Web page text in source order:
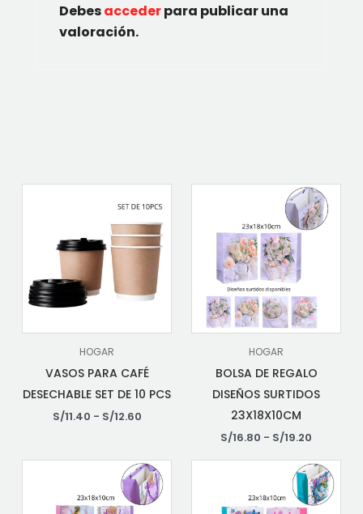
Debesaccederpara publicar una
valoración.
HOGAR
VASOS PARA CAFÉ
DESECHABLE SET DE 10 PCS
S/11.40 - S/12.60
HOGAR
BOLSA DE REGALO
DISEÑOS SURTIDOS
23X18X10CM
S/16.80 - S/19.20